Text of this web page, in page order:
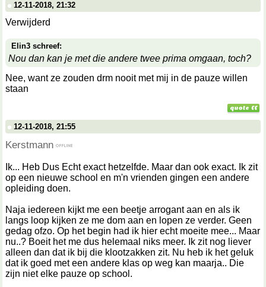
12-11-2018, 21:32
Verwijderd
Elin3 schreef:
Nou dan kan je met die andere twee prima omgaan, toch?
Nee, want ze zouden drm nooit met mij in de pauze willen
staan
12-11-2018, 21:55
Kerstmann
Ik... Heb Dus Echt exact hetzelfde. Maar dan ook exact. Ik zit
op een nieuwe school en m'n vrienden gingen een andere
opleiding doen.
Naja iedereen kijkt me een beetje arrogant aan en als ik
langs loop kijken ze me dom aan en lopen ze verder. Geen
gedag ofzo. Op het begin had ik hier echt moeite mee... Maar
nu..? Boeit het me dus helemaal niks meer. Ik zit nog liever
alleen dan dat ik bij die klootzakken zit. Nu heb ik het geluk
dat ik goed met een andere klas op weg kan maarja.. Die
zijn niet elke pauze op school.